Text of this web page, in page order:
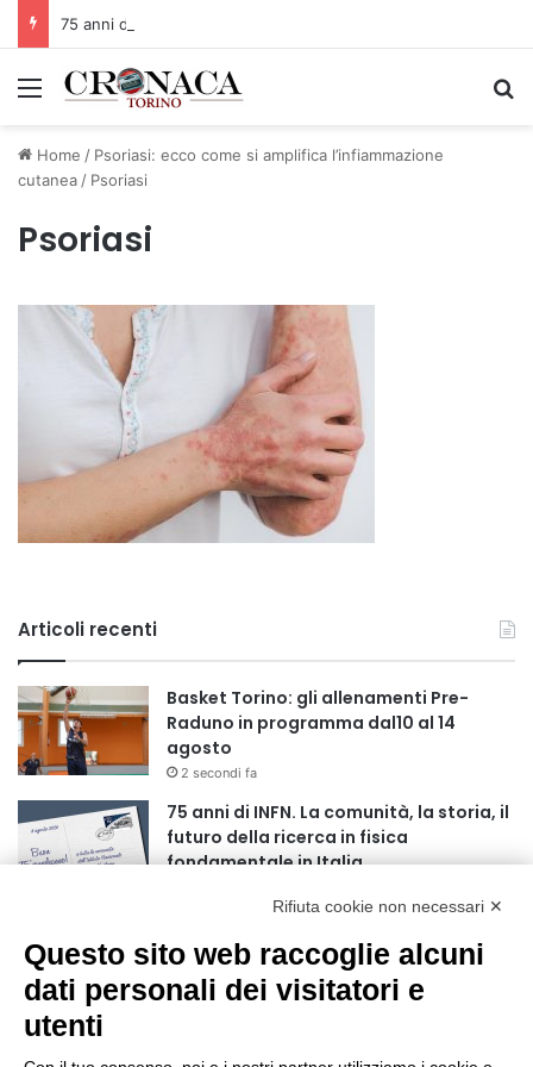
Menu
Home / Psoriasi: ecco come si amplifica l’infiammazione
cutanea/ Psoriasi
Psoriasi
Articoli recenti
Basket Torino: gli allenamenti Pre-
Raduno in programma dal10 al 14
agosto
2 secondi fa
75 anni di INFN. La comunità, la storia, il
futuro della ricerca in fisica
fondamentale in Italia
nel pieno della stagione turistica
4 ore fa
Madonna della Neve al Rifugio Ciao
Rifiuta cookie non necessari ✕
Questo sito web raccoglie alcuni
dati personali dei visitatori e
utenti